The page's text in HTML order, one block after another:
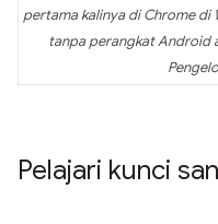
pertama kalinya di Chrome di
tanpa perangkat Android
Pelajari kunci